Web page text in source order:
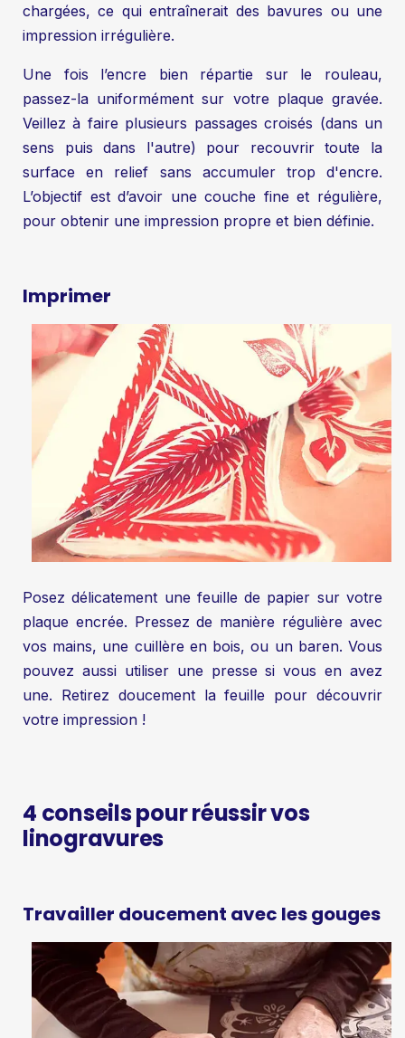
chargées, ce qui entraînerait des bavures ou une
impression irrégulière.
Une fois l’encre bien répartie sur le rouleau,
passez-la uniformément sur votre plaque gravée.
Veillez à faire plusieurs passages croisés (dans un
sens puis dans l'autre) pour recouvrir toute la
surface en relief sans accumuler trop d'encre.
L’objectif est d’avoir une couche fine et régulière,
pour obtenir une impression propre et bien définie.
Imprimer
Posez délicatement une feuille de papier sur votre
plaque encrée. Pressez de manière régulière avec
vos mains, une cuillère en bois, ou un baren. Vous
pouvez aussi utiliser une presse si vous en avez
une. Retirez doucement la feuille pour découvrir
votre impression !
4 conseils pour réussir vos
linogravures
Travailler doucement avec les gouges